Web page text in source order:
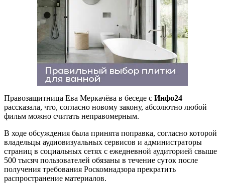
Правозащитница Ева Меркачёва в беседе с Инфо24
рассказала, что, согласно новому закону, абсолютно любой
фильм можно считать неправомерным.
В ходе обсуждения была принята поправка, согласно которой
владельцы аудиовизуальных сервисов и администраторы
страниц в социальных сетях с ежедневной аудиторией свыше
500 тысяч пользователей обязаны в течение суток после
получения требования Роскомнадзора прекратить
распространение материалов.